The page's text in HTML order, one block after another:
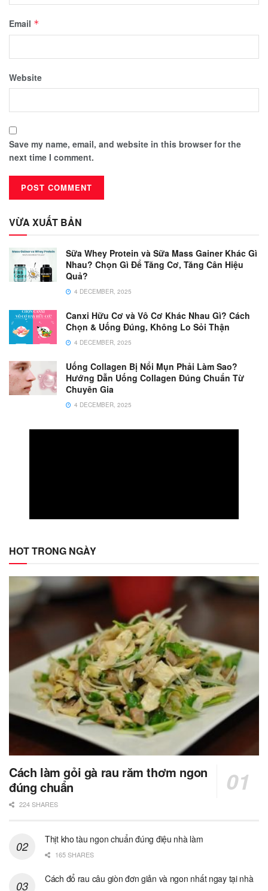
Email *
Website
Save my name, email, and website in this browser for the
next time I comment.
VỪA XUẤT BẢN
Sữa Whey Protein và Sữa Mass Gainer Khác Gì
Nhau? Chọn Gì Để Tăng Cơ, Tăng Cân Hiệu
Quả?
4 DECEMBER, 2025
Canxi Hữu Cơ và Vô Cơ Khác Nhau Gì? Cách
Chọn & Uống Đúng, Không Lo Sỏi Thận
4 DECEMBER, 2025
Uống Collagen Bị Nổi Mụn Phải Làm Sao?
Hướng Dẫn Uống Collagen Đúng Chuẩn Từ
Chuyên Gia
4 DECEMBER, 2025
HOT TRONG NGÀY
Cách làm gỏi gà rau răm thơm ngon
đúng chuẩn
224 SHARES
Thịt kho tàu ngon chuẩn đúng điệu nhà làm
165 SHARES
Cách đổ rau câu giòn đơn giản và ngon nhất ngay tại nhà